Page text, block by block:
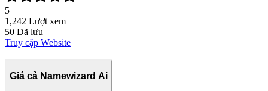
5
1,242 Lượt xem
50 Đã lưu
Truy cập Website
Giá cả Namewizard Ai